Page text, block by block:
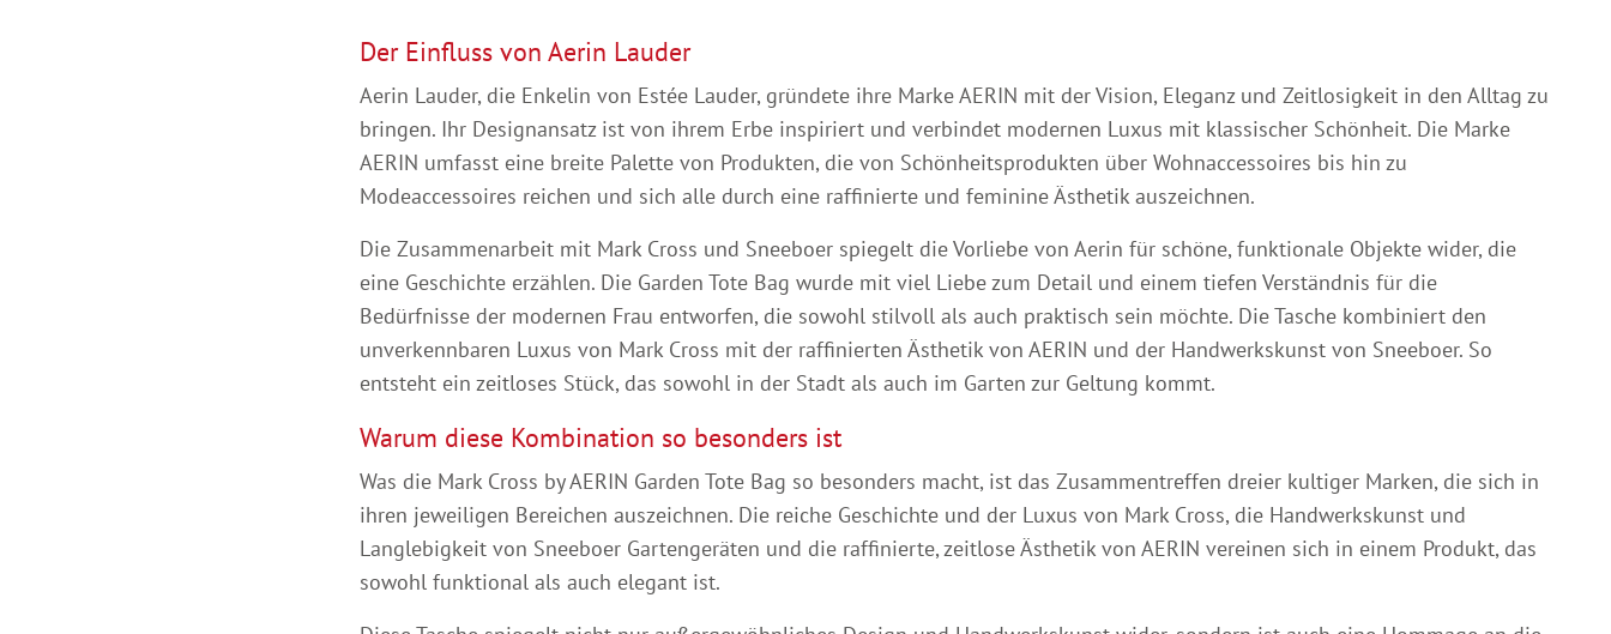
Der Einfluss von Aerin Lauder
Aerin Lauder, die Enkelin von Estée Lauder, gründete ihre Marke AERIN mit der Vision, Eleganz und Zeitlosigkeit in den Alltag zu
bringen. Ihr Designansatz ist von ihrem Erbe inspiriert und verbindet modernen Luxus mit klassischer Schönheit. Die Marke
AERIN umfasst eine breite Palette von Produkten, die von Schönheitsprodukten über Wohnaccessoires bis hin zu
Modeaccessoires reichen und sich alle durch eine raffinierte und feminine Ästhetik auszeichnen.
Die Zusammenarbeit mit Mark Cross und Sneeboer spiegelt die Vorliebe von Aerin für schöne, funktionale Objekte wider, die
eine Geschichte erzählen. Die Garden Tote Bag wurde mit viel Liebe zum Detail und einem tiefen Verständnis für die
Bedürfnisse der modernen Frau entworfen, die sowohl stilvoll als auch praktisch sein möchte. Die Tasche kombiniert den
unverkennbaren Luxus von Mark Cross mit der raffinierten Ästhetik von AERIN und der Handwerkskunst von Sneeboer. So
entsteht ein zeitloses Stück, das sowohl in der Stadt als auch im Garten zur Geltung kommt.
Warum diese Kombination so besonders ist
Was die Mark Cross by AERIN Garden Tote Bag so besonders macht, ist das Zusammentreffen dreier kultiger Marken, die sich in
ihren jeweiligen Bereichen auszeichnen. Die reiche Geschichte und der Luxus von Mark Cross, die Handwerkskunst und
Langlebigkeit von Sneeboer Gartengeräten und die raffinierte, zeitlose Ästhetik von AERIN vereinen sich in einem Produkt, das
sowohl funktional als auch elegant ist.